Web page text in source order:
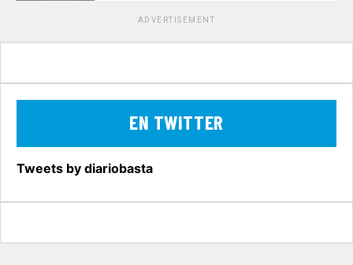
ADVERTISEMENT
EN TWITTER
Tweets by diariobasta